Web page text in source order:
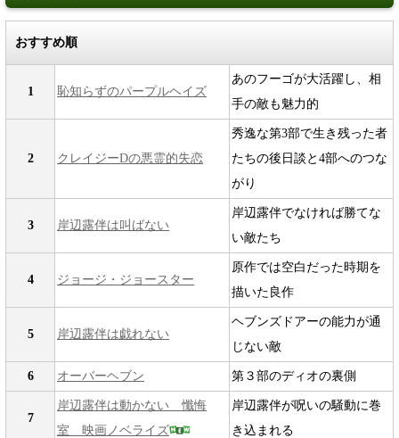
おすすめ順
1 恥知らずのパープルヘイズ
あのフーゴが大活躍し、相
手の敵も魅力的
2 クレイジーDの悪霊的失恋
秀逸な第3部で生き残った者
たちの後日談と4部へのつな
がり
3 岸辺露伴は叫ばない
岸辺露伴でなければ勝てな
い敵たち
4 ジョージ・ジョースター
原作では空白だった時期を
描いた良作
5 岸辺露伴は戯れない
ヘブンズドアーの能力が通
じない敵
6 オーバーヘブン 第３部のディオの裏側
7
岸辺露伴は動かない 懺悔
室 映画ノベライズ
岸辺露伴が呪いの騒動に巻
き込まれる